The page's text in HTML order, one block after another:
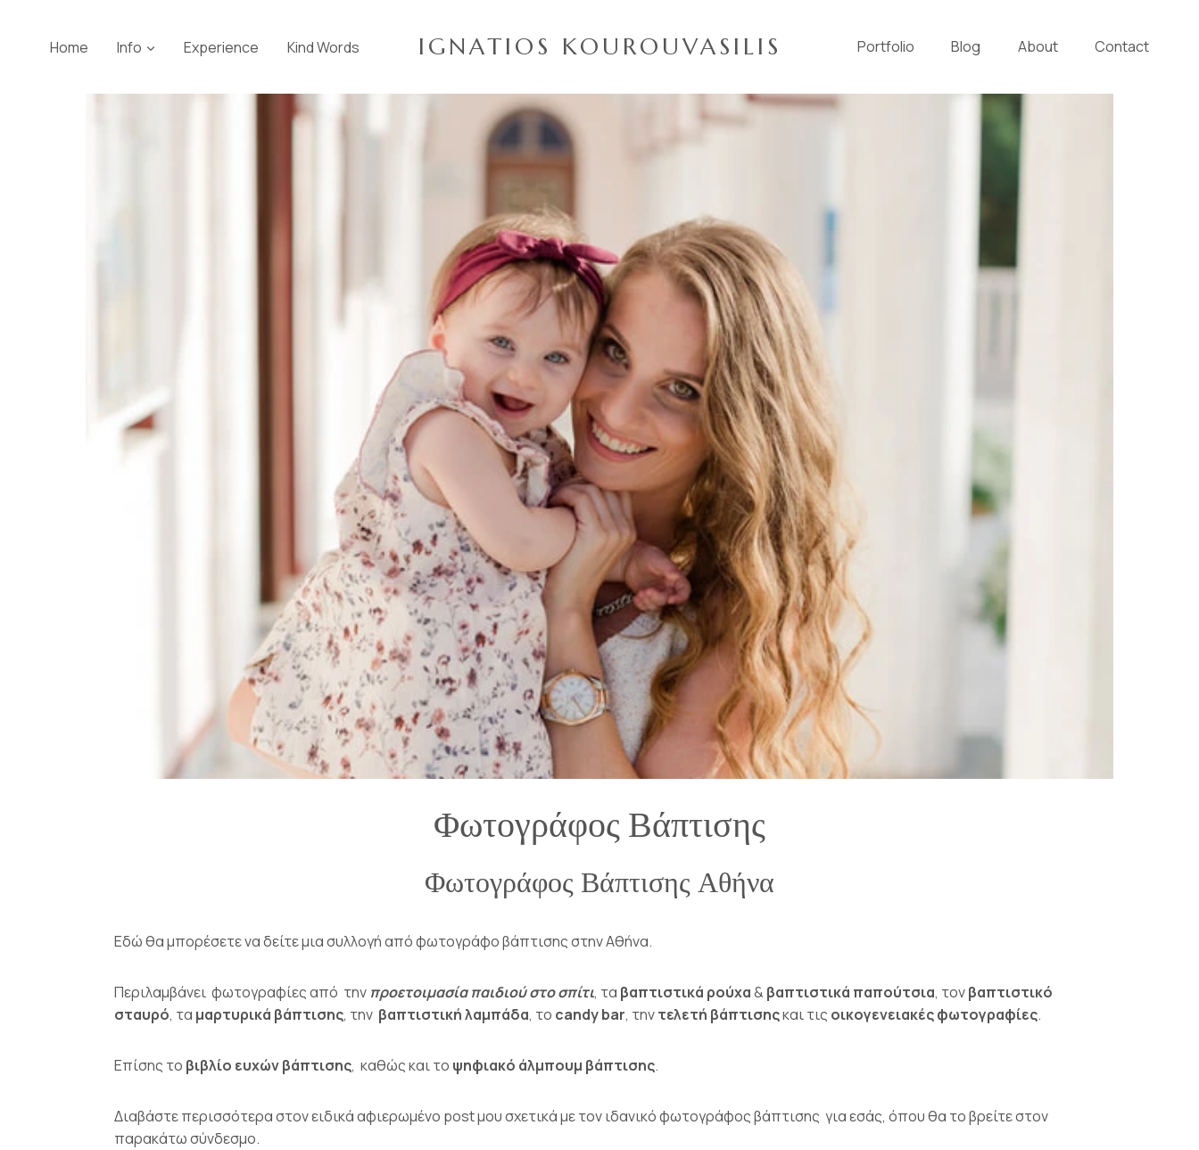
contentHome Info Experience Kind Words IGNATIOS KOUROUVASILIS Portfolio Blog About Contact
Φωτογράφος Βάπτισης
Φωτογράφος Βάπτισης Αθήνα
Εδώ θα μπορέσετε να δείτε μια συλλογή από φωτογράφοβάπτισηςστην Αθήνα.
Περιλαμβάνει φωτογραφίες από την προετοιμασία παιδιού στο σπίτι, τα βαπτιστικά ρούχα& βαπτιστικά παπούτσια, τονβαπτιστικό
σταυρό, τα μαρτυρικά βάπτισης, την βαπτιστική λαμπάδα, το candy bar, τηντελετή βάπτισηςκαι τις οικογενειακές φωτογραφίες.
Επίσης το βιβλίο ευχών βάπτισης, καθώς και το ψηφιακό άλμπουμ βάπτισης.
Διαβάστε περισσότερα στον ειδικά αφιερωμένο post μου σχετικά με τον ιδανικό φωτογράφος βάπτισης για εσάς, όπου θα το βρείτε στον
παρακάτω σύνδεσμο.